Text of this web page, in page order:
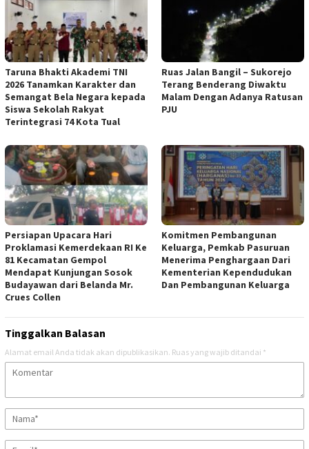
Taruna Bhakti Akademi TNI
2026 Tanamkan Karakter dan
Semangat Bela Negara kepada
Siswa Sekolah Rakyat
Terintegrasi 74 Kota Tual
Ruas Jalan Bangil – Sukorejo
Terang Benderang Diwaktu
Malam Dengan Adanya Ratusan
PJU
Persiapan Upacara Hari
Proklamasi Kemerdekaan RI Ke
81 Kecamatan Gempol
Mendapat Kunjungan Sosok
Budayawan dari Belanda Mr.
Crues Collen
Komitmen Pembangunan
Keluarga, Pemkab Pasuruan
Menerima Penghargaan Dari
Kementerian Kependudukan
Dan Pembangunan Keluarga
Tinggalkan Balasan
Alamat email Anda tidak akan dipublikasikan. Ruas yang wajib ditandai *